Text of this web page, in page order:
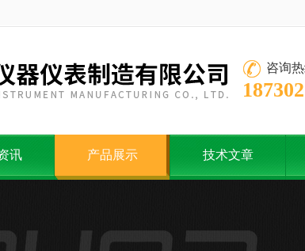
咨询热
讯 产品展示 技术文章